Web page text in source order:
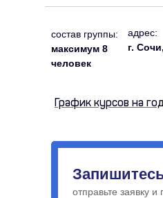
состав группы:
максимум 8
человек
адрес:
г.
отправьте заявку и
График курсов на